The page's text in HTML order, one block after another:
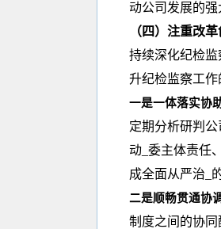
动公司发展的强
（四）注重改
持续深化纪检
升纪检监察工作
一是一体落实协
定期分析研判
动_委主体责任
成全面从严治_
二是顺畅贯通协
制度之间的协同